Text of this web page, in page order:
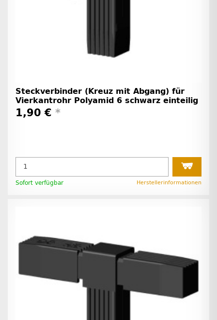
Steckverbinder (Kreuz mit Abgang) für
Vierkantrohr Polyamid 6 schwarz einteilig
1,90 € *
Sofort verfügbar Herstellerinformationen